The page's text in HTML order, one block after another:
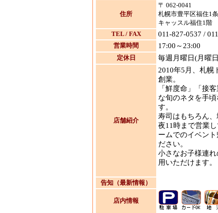
住所
〒 062-0041
札幌市豊平区福住1
キャッスル福住1階
TEL / FAX
011-827-0537 /
営業時間 17:00～23:00
定休日 毎週月曜日(月曜
店舗紹介
2010年5月、札幌
創業。
「鮮度命」「接
な旬のネタを手
す。
寿司はもちろん
夜11時まで営業
ームでのイベン
ださい。
小さなお子様連
用いただけます。
告知（最新情報）
店内情報